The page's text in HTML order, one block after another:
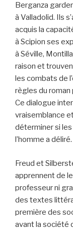
Berganza
à Valladolid. Ils
acquis la
à Scipion ses
à Séville,
raison et
les combats de
règles du roman
Ce dialogue
vraisemblance
déterminer si
l’homme a déliré.
Freud et
apprennent de
professeur ni
des textes
première des
avant la société